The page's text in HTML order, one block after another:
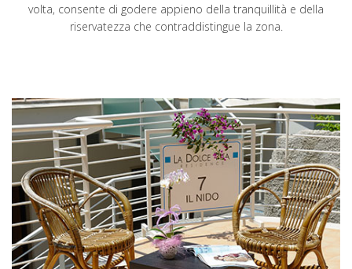
volta, consente di godere appieno della tranquillità e della
riservatezza che contraddistingue la zona.